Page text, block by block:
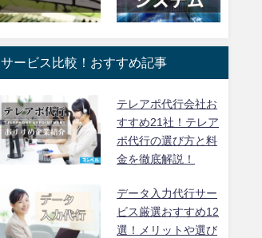
サービス比較！おすすめ記事
テレアポ代行会社お
すすめ21社！テレア
ポ代行の選び方と料
金を徹底解説！
データ入力代行サー
ビス厳選おすすめ12
選！メリットや選び